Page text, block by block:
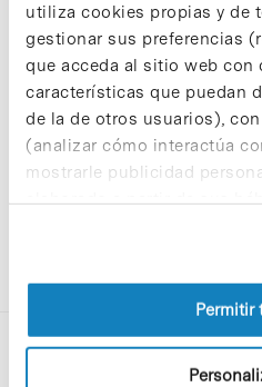
utiliza cookies propias y de
gestionar sus preferencias
que acceda al sitio web con
características que puedan
de la de otros usuarios),
(analizar cómo interactúa
mostrarle publicidad
elaborado a partir de sus
información sobre las
la Política de cookies del
Permitir
Sorry, no results were
Please try again with